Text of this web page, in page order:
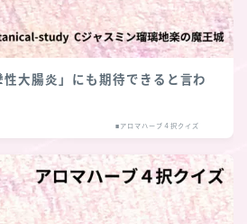
大腸炎」にも期待できると言わ
■アロマハーブ４択クイズ